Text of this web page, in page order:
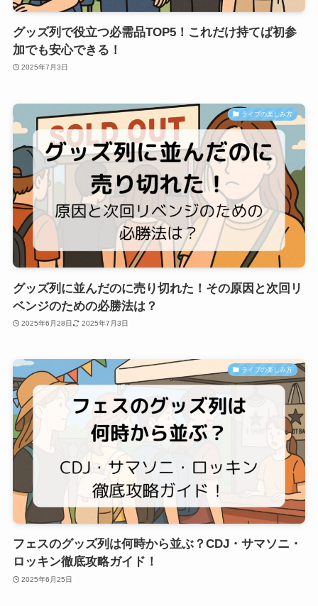
グッズ列で役立つ必需品TOP5！これだけ持てば初参
加でも安心できる！
2025年7月3日
ライブの楽しみ方
グッズ列に並んだのに売り切れた！その原因と次回リ
ベンジのための必勝法は？
2025年6月28日 2025年7月3日
ライブの楽しみ方
フェスのグッズ列は何時から並ぶ？CDJ・サマソニ・
ロッキン徹底攻略ガイド！
2025年6月25日